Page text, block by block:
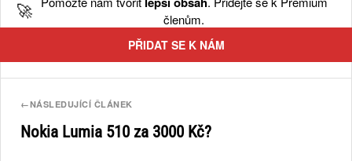
🚀
členům.
PŘIDAT SE K NÁM
←NÁSLEDUJÍCÍ ČLÁNEK
Nokia Lumia 510 za 3000 Kč?